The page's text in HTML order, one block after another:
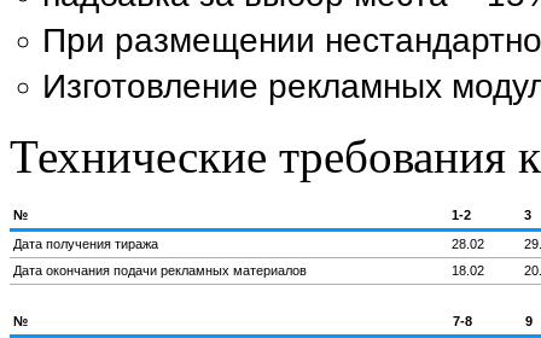
При размещении
Изготовление рекламных
Технические требования
№ 1-2
3
Дата получения тиража
28.02
Дата окончания подачи рекламных материалов
18.02
№ 7-8
9